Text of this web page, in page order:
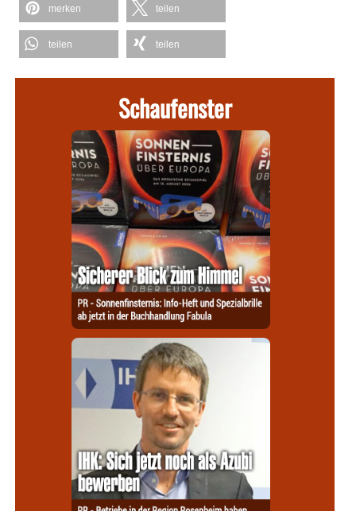
merken teilen
teilen teilen
Schaufenster